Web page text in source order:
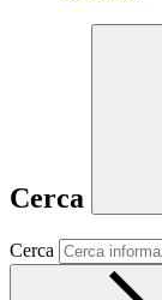
Cerca
Cerca